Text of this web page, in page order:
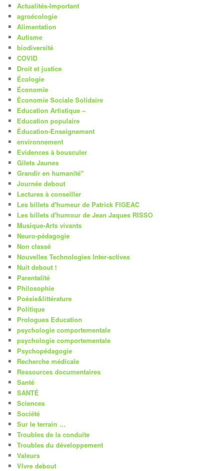
Actualités-Important
agroécologie
Alimentation
Autisme
biodiversité
COVID
Droit et justice
Écologie
Économie
Économie Sociale Solidaire
Education Artistique –
Education populaire
Éducation-Enseignement
environnement
Evidences à bousculer
Gilets Jaunes
Grandir en humanité"
Journée debout
Lectures à conseiller
Les billets d'humeur de Patrick FIGEAC
Les billets d'humour de Jean Jaques RISSO
Musique-Arts vivants
Neuro-pédagogie
Non classé
Nouvelles Technologies Inter-actives
Nuit debout !
Parentalité
Philosophie
Poésie&littérature
Politique
Prologues Education
psychologie comportementale
psychologie comportementale
Psychopédagogie
Recherche médicale
Ressources documentaires
Santé
SANTÉ
Sciences
Société
Sur le terrain …
Troubles de la conduite
Troubles du développement
Valeurs
VIvre debout